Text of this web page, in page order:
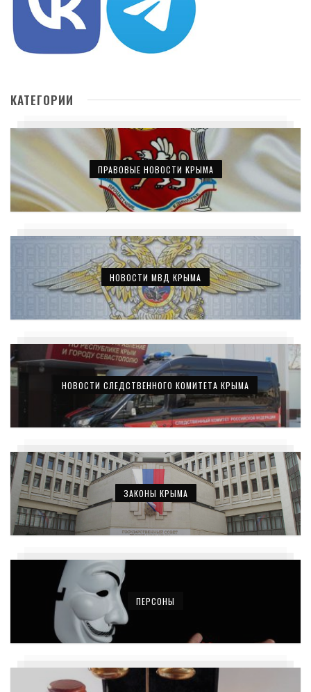
КАТЕГОРИИ
ПРАВОВЫЕ НОВОСТИ КРЫМА
НОВОСТИ МВД КРЫМА
НОВОСТИ СЛЕДСТВЕННОГО КОМИТЕТА КРЫМА
ЗАКОНЫ КРЫМА
ПЕРСОНЫ